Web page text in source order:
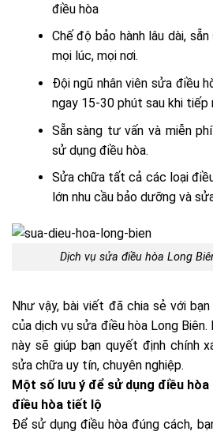
điều hòa
Chế độ bảo hành lâu dài,
mọi lúc, mọi nơi.
Đội ngũ nhân viên sửa điều
ngay 15-30 phút sau khi tiếp
Sẵn sàng tư vấn và miễn
sử dụng điều hòa.
Sửa chữa tất cả các loại
lớn nhu cầu bảo dưỡng và
Dịch vụ sửa điều hòa Long
Như vậy, bài viết đã chia sẻ với
của dịch vụ sửa điều hòa Long
này sẽ giúp bạn quyết định chính
sửa chữa uy tín, chuyên nghiệp.
Một số lưu ý để sử dụng điều
điều hòa tiết lộ
Để sử dụng điều hòa đúng cách,